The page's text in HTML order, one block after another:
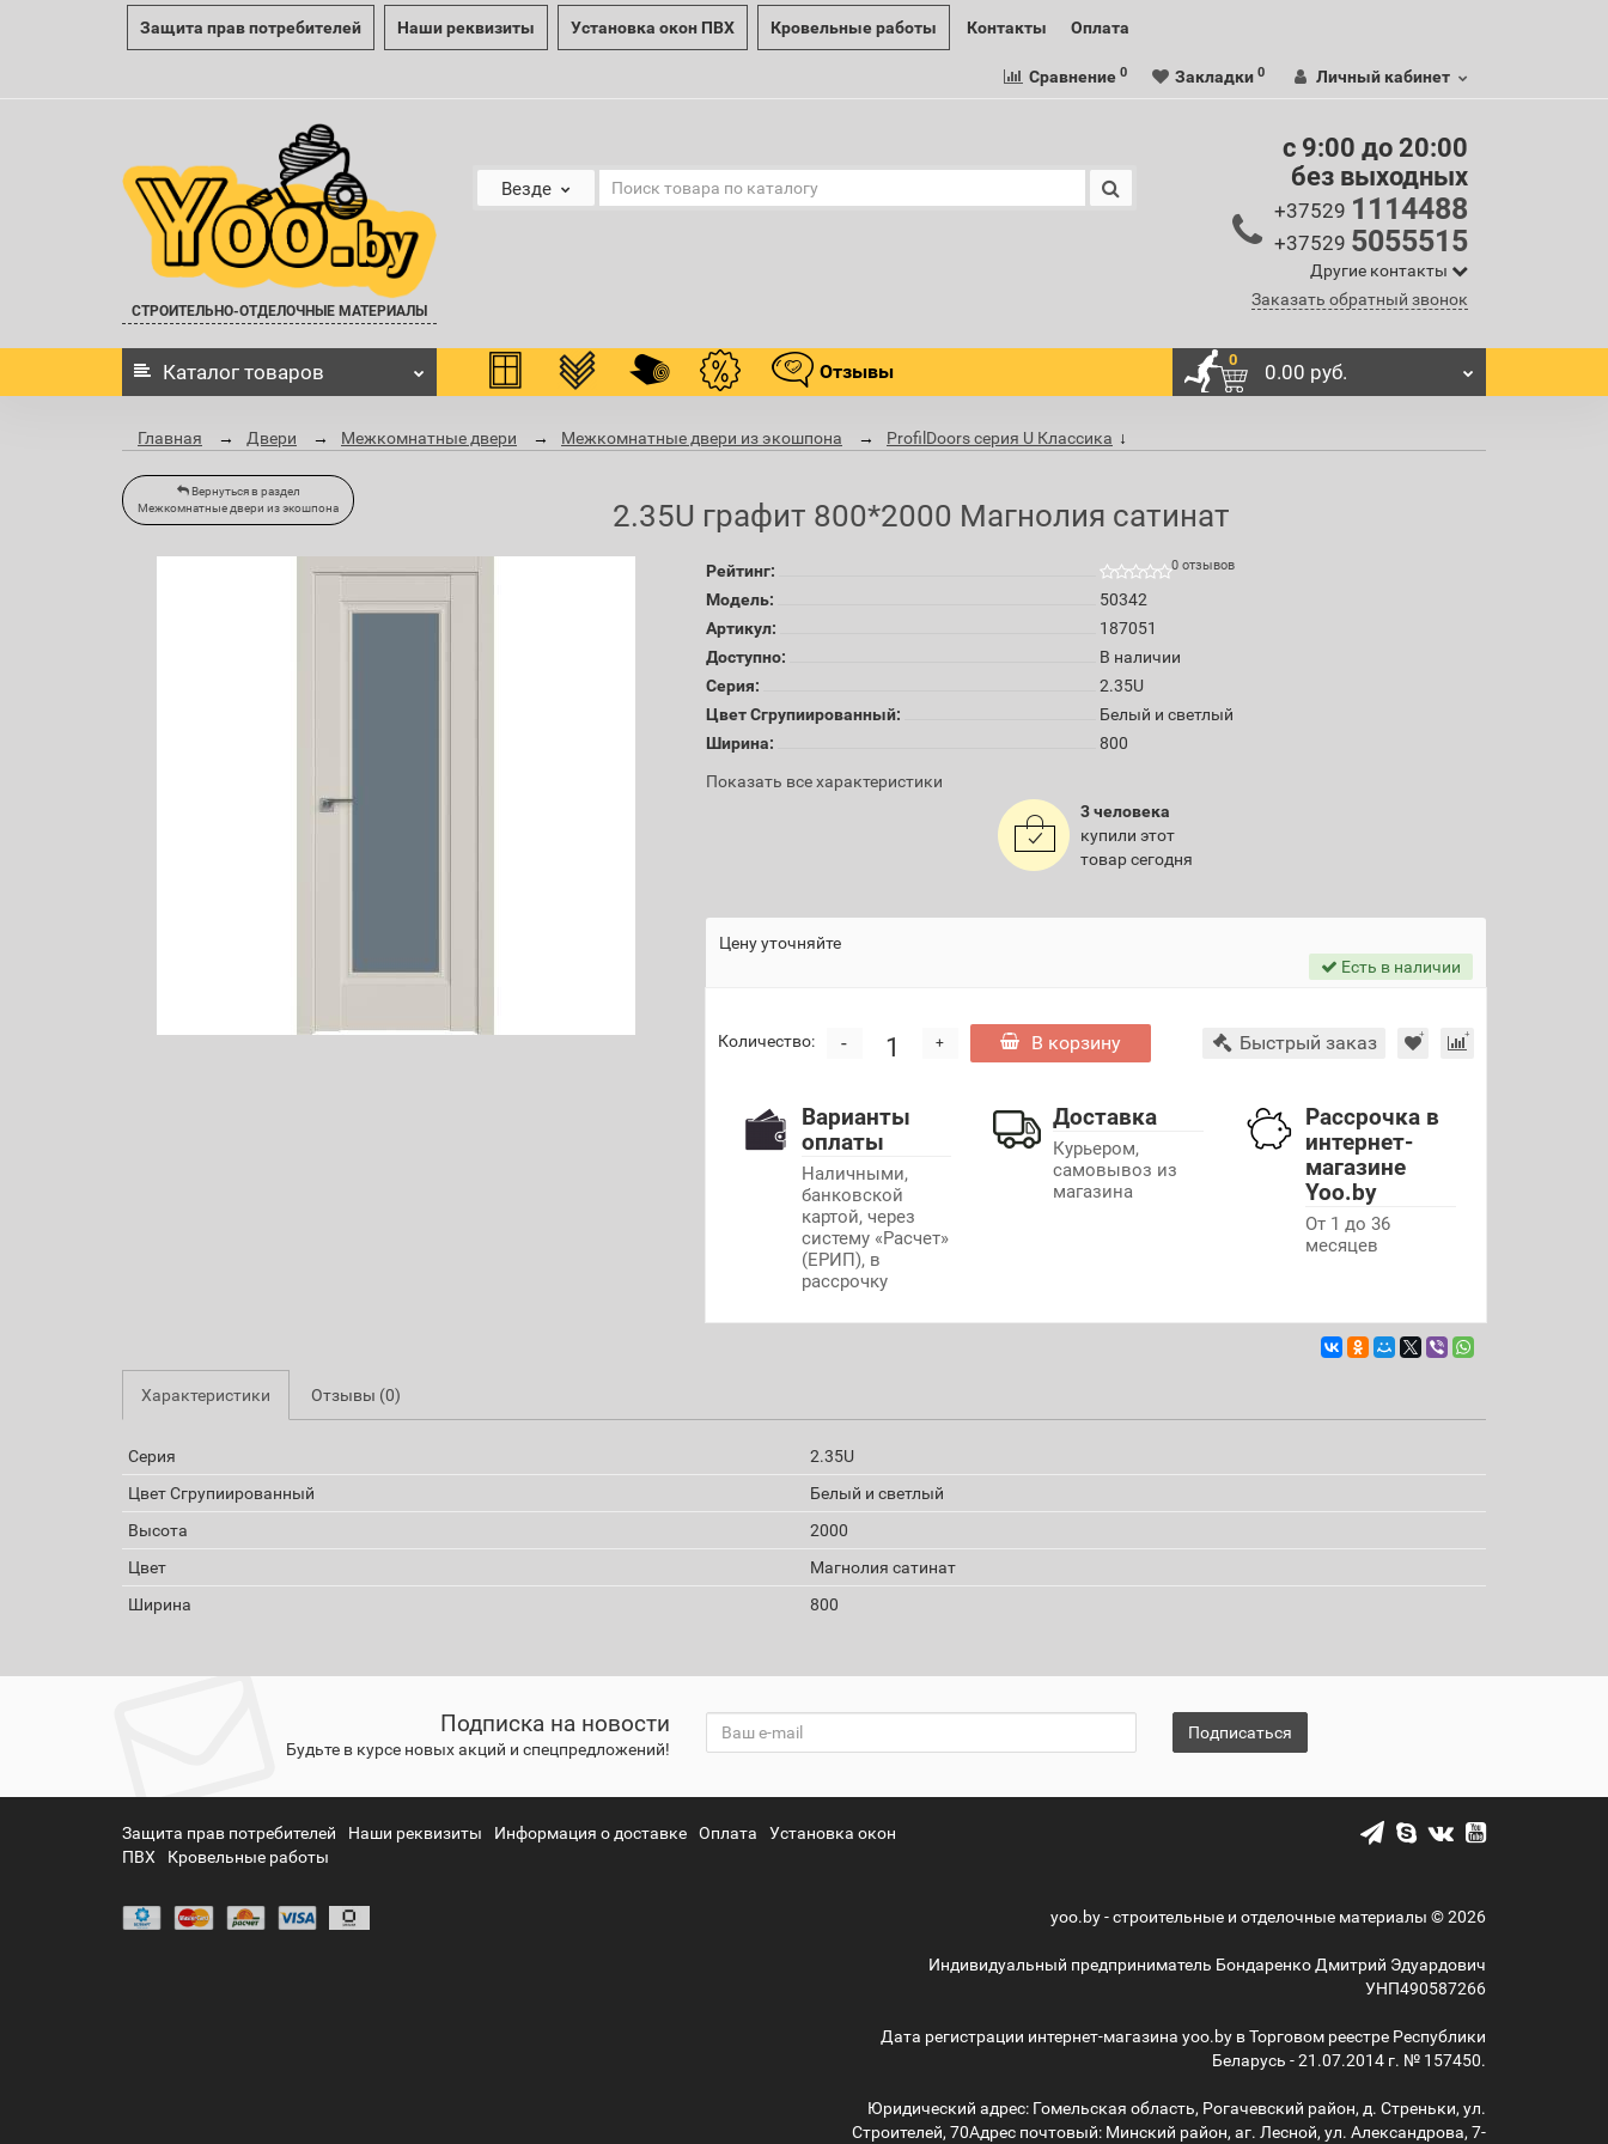
Защита прав потребителей Наши реквизиты Установка окон ПВХ Кровельные работы Контакты Оплата
Сравнение 0 Закладки 0 Личный кабинет
СТРОИТЕЛЬНО-ОТДЕЛОЧНЫЕ МАТЕРИАЛЫ
Везде
c 9:00 до 20:00
без выходных
+37529 1114488
+37529 5055515
Другие контакты
Заказать обратный звонок
Каталог товаров Отзывы
0
0.00 руб.
Главная Двери Межкомнатные двери Межкомнатные двери из экошпона ProfilDoors серия U Классика
Вернуться в раздел
Межкомнатные двери из экошпона
2.35U графит 800*2000 Магнолия сатинат
Рейтинг: 0 отзывов
Модель:
50342
Артикул:
187051
Доступно:
В наличии
Серия:
2.35U
Цвет Сгрупиированный:
Белый и светлый
Ширина:
800
Показать все характеристики
3 человека
купили этот
товар сегодня
Цену уточняйте
Есть в наличии
Количество: +
- В корзину Быстрый заказ
Варианты
оплаты
Наличными,
банковской
картой, через
систему «Расчет»
(ЕРИП), в
рассрочку
Доставка
Курьером,
самовывоз из
магазина
Рассрочка в
интернет-
магазине
Yoo.by
От 1 до 36
месяцев
Характеристики Отзывы (0)
Серия
2.35U
Цвет Сгрупиированный
Белый и светлый
Высота
2000
Цвет
Магнолия сатинат
Ширина
800
Подписка на новости
Будьте в курсе новых акций и спецпредложений!
Подписаться
Защита прав потребителей Наши реквизиты Информация о доставке Оплата
Установка окон
ПВХ
Кровельные работы
yoo.by - строительные и отделочные материалы © 2026
Индивидуальный предприниматель Бондаренко Дмитрий Эдуардович
УНП490587266
Дата регистрации интернет-магазина yoo.by в Торговом реестре Республики
Беларусь - 21.07.2014 г. № 157450.
Юридический адрес: Гомельская область, Рогачевский район, д. Стреньки, ул.
Строителей, 70Адрес почтовый: Минский район, аг. Лесной, ул. Александрова, 7-